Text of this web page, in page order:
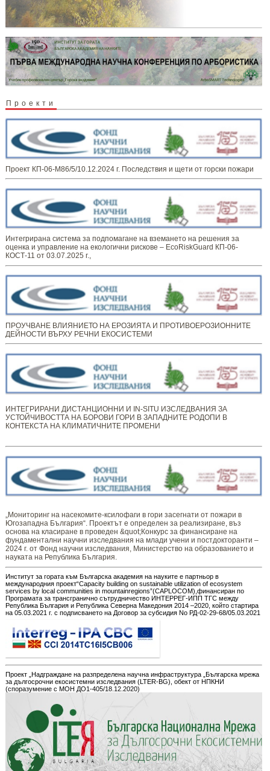
Проекти
Проект КП-06-М86/5/10.12.2024 г. Последствия и щети от горски пожари
Интегрирана система за подпомагане на вземането на решения за
оценка и управление на екологични рискове – EcoRiskGuard КП-06-
КОСТ-11 от 03.07.2025 г.,
ПРОУЧВАНЕ ВЛИЯНИЕТО НА ЕРОЗИЯТА И ПРОТИВОЕРОЗИОННИТЕ
ДЕЙНОСТИ ВЪРХУ РЕЧНИ ЕКОСИСТЕМИ
ИНТЕГРИРАНИ ДИСТАНЦИОННИ И IN-SITU ИЗСЛЕДВАНИЯ ЗА
УСТОЙЧИВОСТТА НА БОРОВИ ГОРИ В ЗАПАДНИТЕ РОДОПИ В
КОНТЕКСТА НА КЛИМАТИЧНИТЕ ПРОМЕНИ
„Мониторинг ​​​на ​​насекомите-ксилофаги в гори засегнати от пожари в
Югозападна България“. Проектът е определен за реализиране, въз
основа на класиране в проведен &quot;Конкурс за финансиране на
фундаментални научни изследвания на млади учени и постдокторанти –
2024 г. от Фонд научни изследвания, Министерство на образованието и
науката на Република България.
Институт за гората към Българска академия на науките е партньор в
международния проект“Capacity building on sustainable utilization of ecosystem
services by local communities in mountainregions”(CAPLOCOM),финансиран по
Програмата за трансгранично сътрудничество ИНТЕРРЕГ-ИПП ТГС между
Република България и Република Северна Македония 2014 –2020, който стартира
на 05.03.2021 г. с подписването на Договор за субсидия No РД-02-29-68/05.03.2021
Проект „Надграждане на разпределена научна инфраструктура „Българска мрежа
за дългосрочни екосистемни изследвания (LTER-BG), обект от НПКНИ
(споразумение с МОН ДО1-405/18.12.2020)